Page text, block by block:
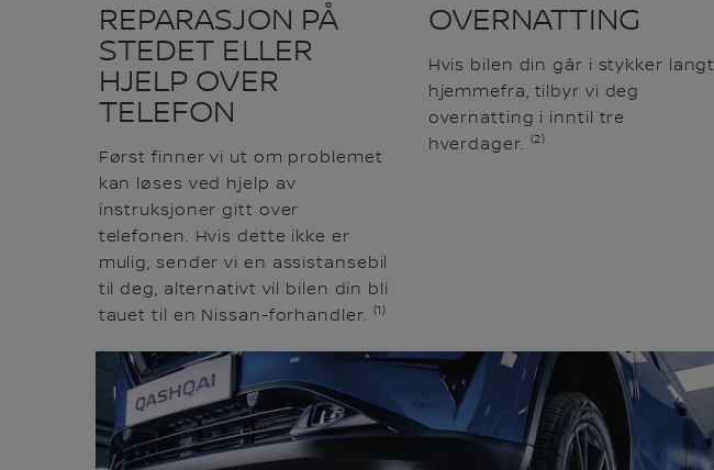
REPARASJON PÅ
STEDET ELLER
HJELP OVER
TELEFON
Først finner vi ut om problemet
kan løses ved hjelp av
instruksjoner gitt over
telefonen. Hvis dette ikke er
mulig, sender vi en assistansebil
til deg, alternativt vil bilen din bli
tauet til en Nissan-forhandler. (1)
OVERNATTING
Hvis bilen din går i stykker langt
hjemmefra, tilbyr vi deg
overnatting i inntil tre
hverdager. (2)